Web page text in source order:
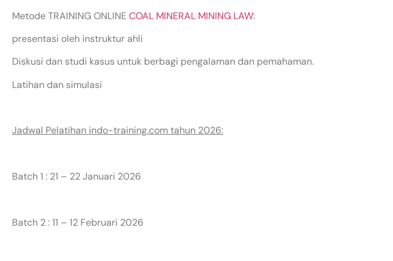
Metode TRAINING ONLINE COAL MINERAL MINING LAW:
presentasi oleh instruktur ahli
Diskusi dan studi kasus untuk berbagi pengalaman dan pemahaman.
Latihan dan simulasi
Jadwal Pelatihan indo-training.com tahun 2026:
Batch 1 : 21 – 22 Januari 2026
Batch 2 : 11 – 12 Februari 2026